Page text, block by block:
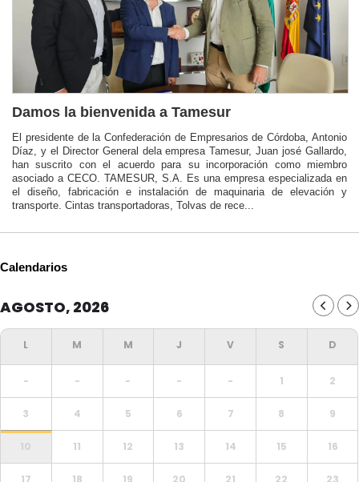
Damos la bienvenida a Tamesur
El presidente de la Confederación de Empresarios de Córdoba, Antonio
Díaz, y el Director General dela empresa Tamesur, Juan josé Gallardo,
han suscrito con el acuerdo para su incorporación como miembro
asociado a CECO. TAMESUR, S.A. Es una empresa especializada en
el diseño, fabricación e instalación de maquinaria de elevación y
transporte. Cintas transportadoras, Tolvas de rece...
Calendarios
AGOSTO, 2026
- - - - - 1 2
3 4 5 6 7 8 9
10 11 12 13 14 15 16